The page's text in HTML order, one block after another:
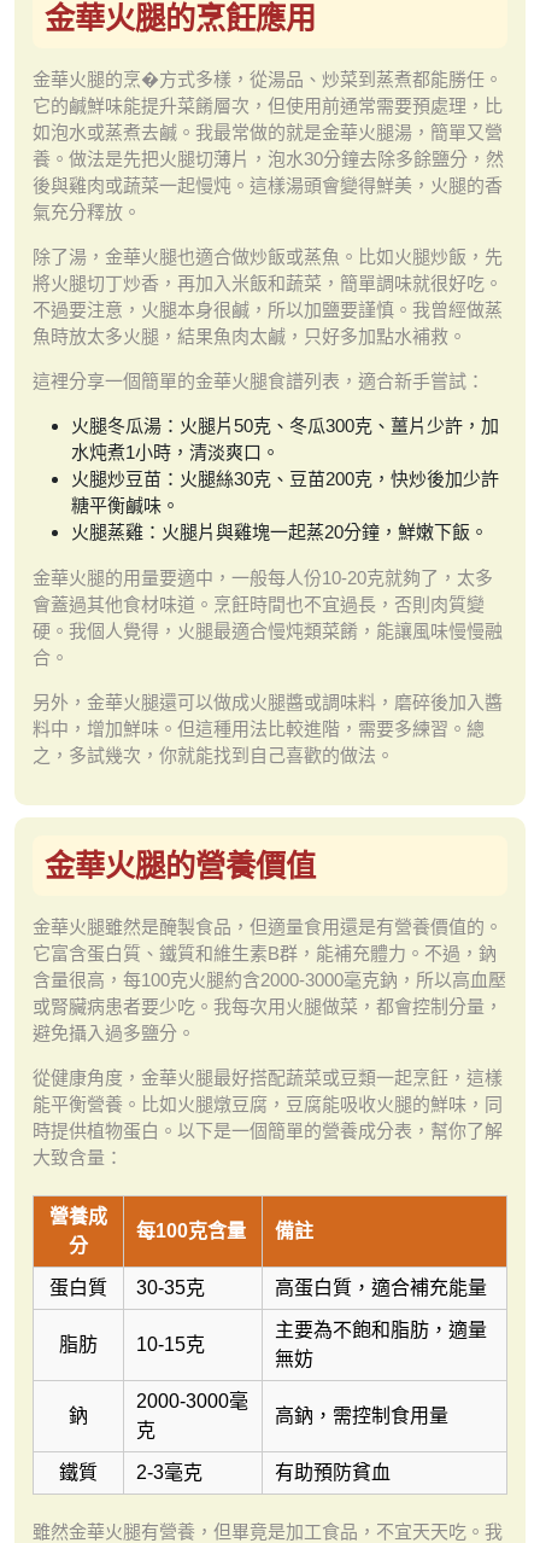
金華火腿的烹飪應用
金華火腿的烹�方式多樣，從湯品、炒菜到蒸煮都能勝任。
它的鹹鮮味能提升菜餚層次，但使用前通常需要預處理，比
如泡水或蒸煮去鹹。我最常做的就是金華火腿湯，簡單又營
養。做法是先把火腿切薄片，泡水30分鐘去除多餘鹽分，然
後與雞肉或蔬菜一起慢炖。這樣湯頭會變得鮮美，火腿的香
氣充分釋放。
除了湯，金華火腿也適合做炒飯或蒸魚。比如火腿炒飯，先
將火腿切丁炒香，再加入米飯和蔬菜，簡單調味就很好吃。
不過要注意，火腿本身很鹹，所以加鹽要謹慎。我曾經做蒸
魚時放太多火腿，結果魚肉太鹹，只好多加點水補救。
這裡分享一個簡單的金華火腿食譜列表，適合新手嘗試：
火腿冬瓜湯：火腿片50克、冬瓜300克、薑片少許，加
水炖煮1小時，清淡爽口。
火腿炒豆苗：火腿絲30克、豆苗200克，快炒後加少許
糖平衡鹹味。
火腿蒸雞：火腿片與雞塊一起蒸20分鐘，鮮嫩下飯。
金華火腿的用量要適中，一般每人份10-20克就夠了，太多
會蓋過其他食材味道。烹飪時間也不宜過長，否則肉質變
硬。我個人覺得，火腿最適合慢炖類菜餚，能讓風味慢慢融
合。
另外，金華火腿還可以做成火腿醬或調味料，磨碎後加入醬
料中，增加鮮味。但這種用法比較進階，需要多練習。總
之，多試幾次，你就能找到自己喜歡的做法。
金華火腿的營養價值
金華火腿雖然是醃製食品，但適量食用還是有營養價值的。
它富含蛋白質、鐵質和維生素B群，能補充體力。不過，鈉
含量很高，每100克火腿約含2000-3000毫克鈉，所以高血壓
或腎臟病患者要少吃。我每次用火腿做菜，都會控制分量，
避免攝入過多鹽分。
從健康角度，金華火腿最好搭配蔬菜或豆類一起烹飪，這樣
能平衡營養。比如火腿燉豆腐，豆腐能吸收火腿的鮮味，同
時提供植物蛋白。以下是一個簡單的營養成分表，幫你了解
大致含量：
營養成
分
每100克含量 備註
蛋白質 30-35克 高蛋白質，適合補充能量
脂肪 10-15克
主要為不飽和脂肪，適量
無妨
鈉
2000-3000毫
克
高鈉，需控制食用量
鐵質 2-3毫克 有助預防貧血
雖然金華火腿有營養，但畢竟是加工食品，不宜天天吃。我